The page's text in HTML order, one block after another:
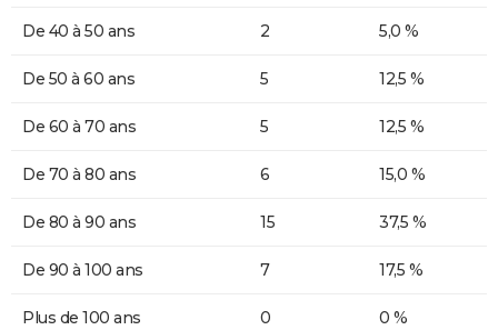
De 40 à 50 ans 2 5,0 %
De 50 à 60 ans 5 12,5 %
De 60 à 70 ans 5 12,5 %
De 70 à 80 ans 6 15,0 %
De 80 à 90 ans 15 37,5 %
De 90 à 100 ans 7 17,5 %
Plus de 100 ans 0 0 %